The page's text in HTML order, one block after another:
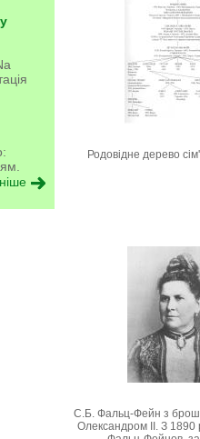
Родовідне дерево
С.Б. Фальц-Фейн з
Олександром II. З 1890